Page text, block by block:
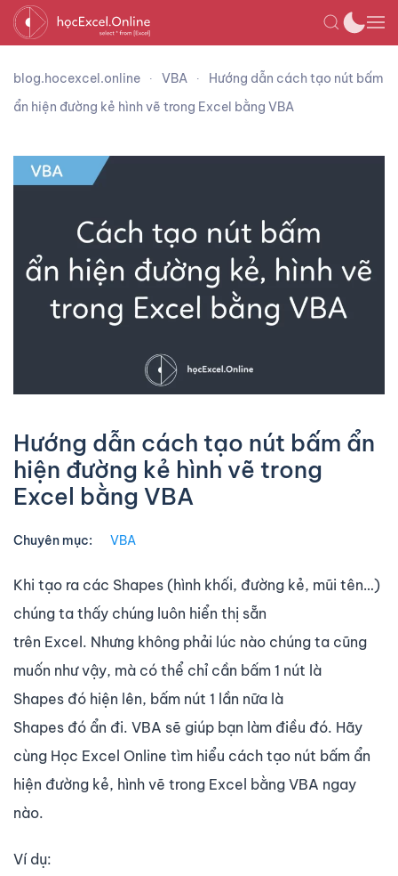
blog.hocexcel.online VBA
Hướng dẫn cách tạo nút bấm
ẩn hiện đường kẻ hình vẽ trong Excel bằng VBA
Hướng dẫn cách tạo nút bấm ẩn
hiện đường kẻ hình vẽ trong
Excel bằng VBA
Chuyên mục: VBA
Khi tạo ra các Shapes (hình khối, đường kẻ, mũi tên…)
chúng ta thấy chúng luôn hiển thị sẵn
trên Excel. Nhưng không phải lúc nào chúng ta cũng
muốn như vậy, mà có thể chỉ cần bấm 1 nút là
Shapes đó hiện lên, bấm nút 1 lần nữa là
Shapes đó ẩn đi. VBA sẽ giúp bạn làm điều đó. Hãy
cùng Học Excel Online tìm hiểu cách tạo nút bấm ẩn
hiện đường kẻ, hình vẽ trong Excel bằng VBA ngay
nào.
Ví dụ: